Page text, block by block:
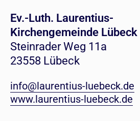
Ev.-Luth. Laurentius-
Kirchengemeinde Lübeck
Steinrader Weg 11a
23558 Lübeck
info@laurentius-luebeck.de
www.laurentius-luebeck.de